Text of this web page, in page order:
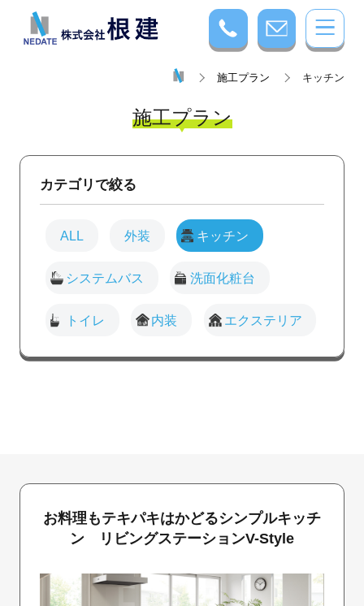
施工プラン キッチン
施工プラン
カテゴリで絞る
ALL 外装 キッチン
システムバス 洗面化粧台
トイレ 内装 エクステリア
お料理もテキパキはかどるシンプルキッチ
ン リビングステーションV-Style